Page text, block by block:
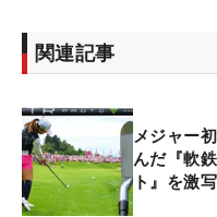
関連記事
メジャー
んだ『軟
ト』を激